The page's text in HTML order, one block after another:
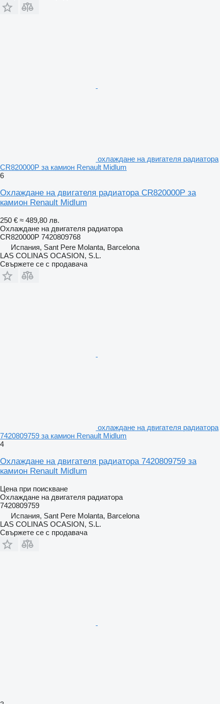
охлаждане на двигателя радиатора
CR820000P за камион Renault Midlum
6
Охлаждане на двигателя радиатора CR820000P за
камион Renault Midlum
250 € ≈ 489,80 лв.
Охлаждане на двигателя радиатора
CR820000P 7420809768
Испания, Sant Pere Molanta, Barcelona
LAS COLINAS OCASION, S.L.
Свържете се с продавача
охлаждане на двигателя радиатора
7420809759 за камион Renault Midlum
4
Охлаждане на двигателя радиатора 7420809759 за
камион Renault Midlum
Цена при поискване
Охлаждане на двигателя радиатора
7420809759
Испания, Sant Pere Molanta, Barcelona
LAS COLINAS OCASION, S.L.
Свържете се с продавача